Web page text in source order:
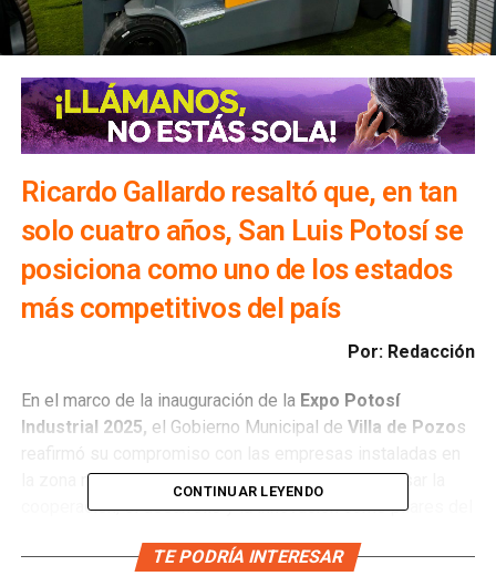
Ricardo Gallardo resaltó que, en tan
solo cuatro años, San Luis Potosí se
posiciona como uno de los estados
más competitivos del país
Por: Redacción
En el marco de la inauguración de la Expo Potosí
Industrial 2025, el Gobierno Municipal de Villa de Pozos
la zona metropolitana de San Luis Potosí al impulsar la
cooperación, el desarrollo y la innovación como pilares del
CONTINUAR LEYENDO
TE PODRÍA INTERESAR